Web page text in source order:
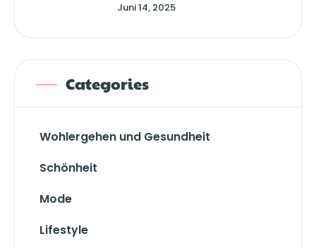
Juni 14, 2025
Categories
Wohlergehen und Gesundheit
Schönheit
Mode
Lifestyle